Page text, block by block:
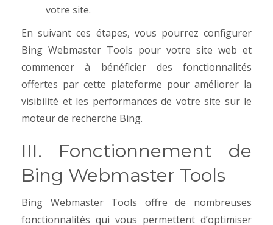
votre site.
En suivant ces étapes, vous pourrez configurer
Bing Webmaster Tools pour votre site web et
commencer à bénéficier des fonctionnalités
offertes par cette plateforme pour améliorer la
visibilité et les performances de votre site sur le
moteur de recherche Bing.
III. Fonctionnement de
Bing Webmaster Tools
Bing Webmaster Tools offre de nombreuses
fonctionnalités qui vous permettent d’optimiser